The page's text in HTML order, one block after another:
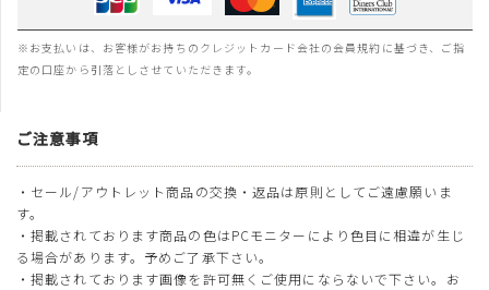
※お支払いは、お客様がお持ちのクレジットカード会社の会員規約に基づき、ご指
定の口座から引落としさせていただきます。
ご注意事項
・セール/アウトレット商品の交換・返品は原則としてご遠慮願いま
す。
・掲載されております商品の色はPCモニターにより色目に相違が生じ
る場合があります。予めご了承下さい。
・掲載されております画像を許可無くご使用にならないで下さい。お